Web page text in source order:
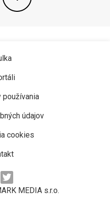
používania
údajov
cookies
MEDIA s.r.o.